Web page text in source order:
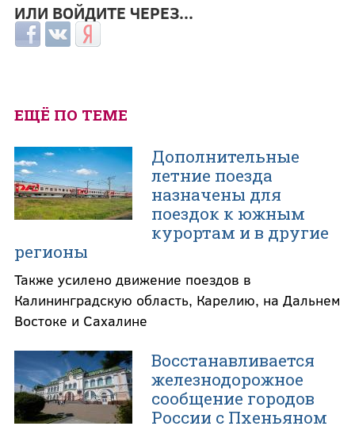
ИЛИ ВОЙДИТЕ ЧЕРЕЗ...
Login with Facebook
Login with ВКонтакте
Login with Яндекс
ЕЩЁ ПО ТЕМЕ
Дополнительные
летние поезда
назначены для
поездок к южным
курортам и в другие
регионы
Также усилено движение поездов в
Калининградскую область, Карелию, на Дальнем
Востоке и Сахалине
Восстанавливается
железнодорожное
сообщение городов
России с Пхеньяном